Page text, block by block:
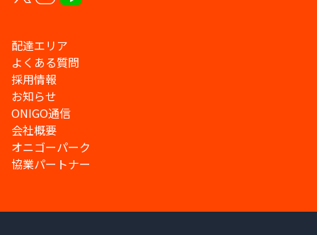
配達エリア
よくある質問
採用情報
お知らせ
ONIGO通信
会社概要
オニゴーパーク
協業パートナー